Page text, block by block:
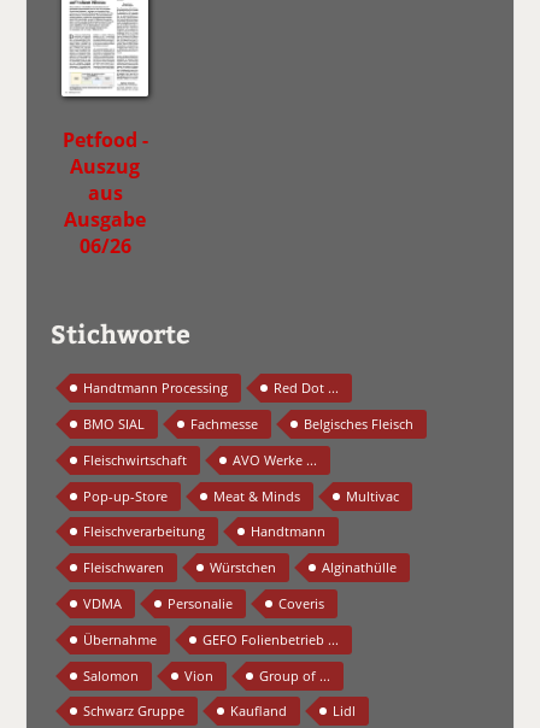
Petfood -
Auszug
aus
Ausgabe
06/26
Stichworte
Handtmann Processing
Red Dot ...
BMO SIAL
Fachmesse
Belgisches Fleisch
Fleischwirtschaft
AVO Werke ...
Pop-up-Store
Meat & Minds
Multivac
Fleischverarbeitung
Handtmann
Fleischwaren
Würstchen
Alginathülle
VDMA
Personalie
Coveris
Übernahme
GEFO Folienbetrieb ...
Salomon
Vion
Group of ...
Schwarz Gruppe
Kaufland Lidl